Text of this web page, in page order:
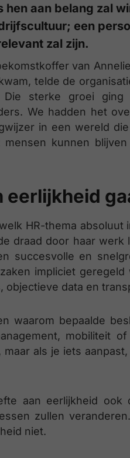
hen aan belang zal
een
zal zijn.
van
telde de
sterke groei ging
We hadden het
in een wereld
kunnen
HR-thema
draad door haar
succesvolle en
impliciet
objectieve data en
waarom bepaalde
mobiliteit
als je iets
aan eerlijkheid ook
zullen
niet.